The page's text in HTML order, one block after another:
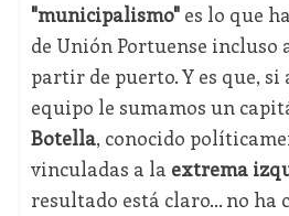
"municipalismo"es lo que
de Unión Portuense incluso
partir de puerto. Y es que, si
equipo le sumamos un
Botella, conocido
vinculadas a la extrema
resultado está claro... no ha